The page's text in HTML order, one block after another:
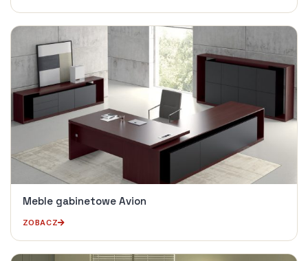
Meble gabinetowe Avion
ZOBACZ